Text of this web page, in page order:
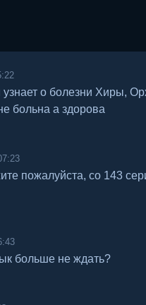
о болезни Хиры,
больна а здорова
пожалуйста, со 143
больше не ждать?